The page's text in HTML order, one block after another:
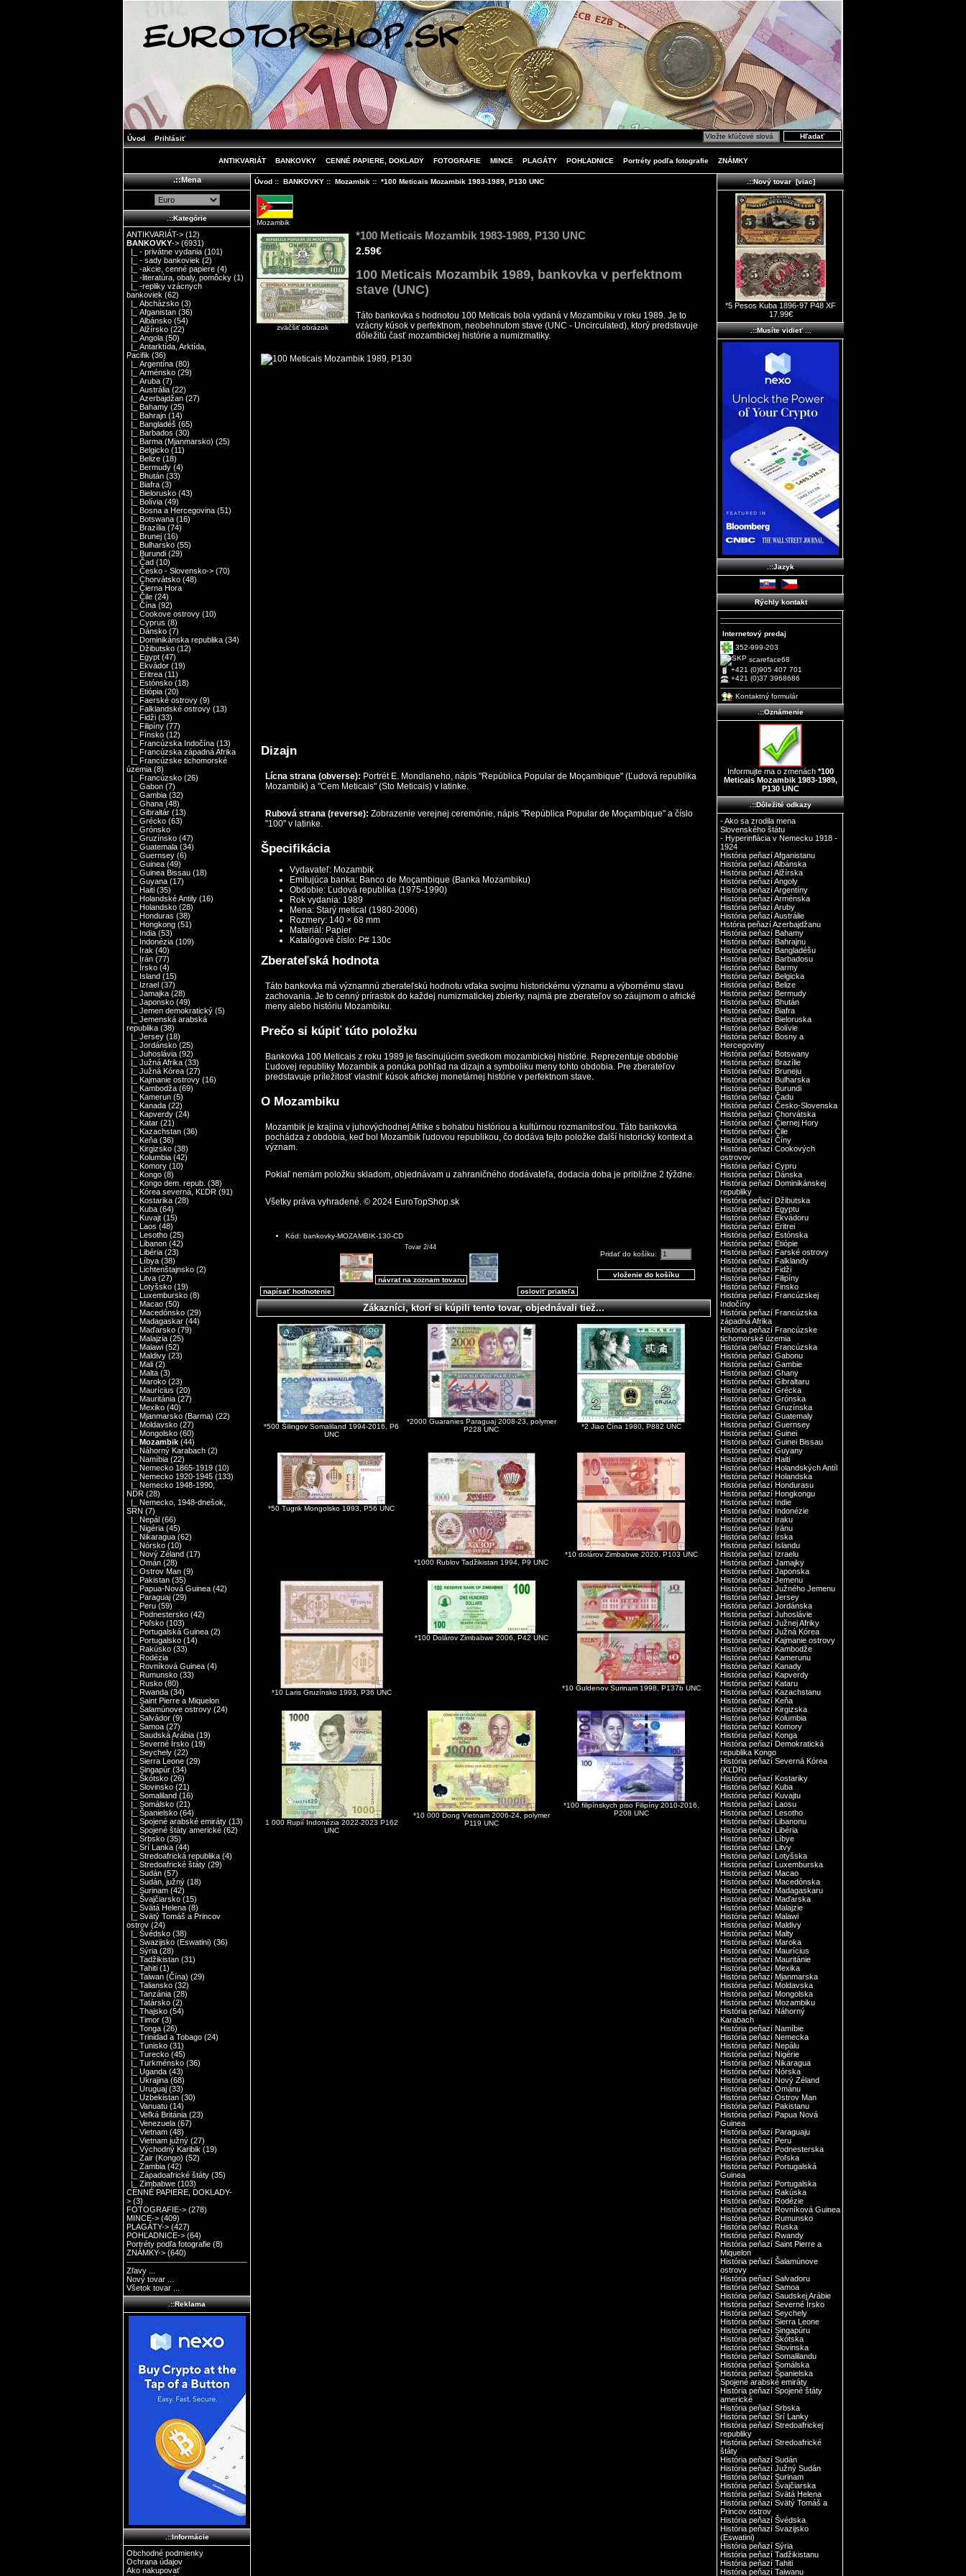
Úvod Prihlásiť
ANTIKVARIÁT BANKOVKY CENNÉ PAPIERE, DOKLADY FOTOGRAFIE MINCE PLAGÁTY POHĽADNICE Portréty podľa fotografie ZNÁMKY
.::Mena
.::Kategórie
ANTIKVARIÁT-> (12)
BANKOVKY-> (6931)
|_ - privátne vydania (101)
|_ - sady bankoviek (2)
|_ -akcie, cenné papiere (4)
|_ -literatúra, obaly, pomôcky (1)
|_ -repliky vzácnych
bankoviek (62)
|_ Abcházsko (3)
|_ Afganistan (36)
|_ Albánsko (54)
|_ Alžírsko (22)
|_ Angola (50)
|_ Antarktída, Arktída,
Pacifik (36)
|_ Argentína (80)
|_ Arménsko (29)
|_ Aruba (7)
|_ Austrália (22)
|_ Azerbajdžan (27)
|_ Bahamy (25)
|_ Bahrajn (14)
|_ Bangladéš (65)
|_ Barbados (30)
|_ Barma (Mjanmarsko) (25)
|_ Belgicko (11)
|_ Belize (18)
|_ Bermudy (4)
|_ Bhután (33)
|_ Biafra (3)
|_ Bielorusko (43)
|_ Bolívia (49)
|_ Bosna a Hercegovina (51)
|_ Botswana (16)
|_ Brazília (74)
|_ Brunej (16)
|_ Bulharsko (55)
|_ Burundi (29)
|_ Čad (10)
|_ Česko - Slovensko-> (70)
|_ Chorvátsko (48)
|_ Čierna Hora
|_ Čile (24)
|_ Čína (92)
|_ Cookove ostrovy (10)
|_ Cyprus (8)
|_ Dánsko (7)
|_ Dominikánska republika (34)
|_ Džibutsko (12)
|_ Egypt (47)
|_ Ekvádor (19)
|_ Eritrea (11)
|_ Estónsko (18)
|_ Etiópia (20)
|_ Faerské ostrovy (9)
|_ Falklandské ostrovy (13)
|_ Fidži (33)
|_ Filipíny (77)
|_ Fínsko (12)
|_ Francúzska Indočína (13)
|_ Francúzska západná Afrika
|_ Francúzske tichomorské
územia (8)
|_ Francúzsko (26)
|_ Gabon (7)
|_ Gambia (32)
|_ Ghana (48)
|_ Gibraltár (13)
|_ Grécko (63)
|_ Grónsko
|_ Gruzínsko (47)
|_ Guatemala (34)
|_ Guernsey (6)
|_ Guinea (49)
|_ Guinea Bissau (18)
|_ Guyana (17)
|_ Haiti (35)
|_ Holandské Antily (16)
|_ Holandsko (28)
|_ Honduras (38)
|_ Hongkong (51)
|_ India (53)
|_ Indonézia (109)
|_ Irak (40)
|_ Irán (77)
|_ Írsko (4)
|_ Island (15)
|_ Izrael (37)
|_ Jamajka (28)
|_ Japonsko (49)
|_ Jemen demokratický (5)
|_ Jemenská arabská
republika (38)
|_ Jersey (18)
|_ Jordánsko (25)
|_ Juhoslávia (92)
|_ Južná Afrika (33)
|_ Južná Kórea (27)
|_ Kajmanie ostrovy (16)
|_ Kambodža (69)
|_ Kamerun (5)
|_ Kanada (22)
|_ Kapverdy (24)
|_ Katar (21)
|_ Kazachstan (36)
|_ Keňa (36)
|_ Kirgizsko (38)
|_ Kolumbia (42)
|_ Komory (10)
|_ Kongo (8)
|_ Kongo dem. repub. (38)
|_ Kórea severná, KĽDR (91)
|_ Kostarika (28)
|_ Kuba (64)
|_ Kuvajt (15)
|_ Laos (48)
|_ Lesotho (25)
|_ Libanon (42)
|_ Libéria (23)
|_ Líbya (38)
|_ Lichtenštajnsko (2)
|_ Litva (27)
|_ Lotyšsko (19)
|_ Luxembursko (8)
|_ Macao (50)
|_ Macedónsko (29)
|_ Madagaskar (44)
|_ Maďarsko (79)
|_ Malajzia (25)
|_ Malawi (52)
|_ Maldivy (23)
|_ Mali (2)
|_ Malta (3)
|_ Maroko (23)
|_ Maurícius (20)
|_ Mauritánia (27)
|_ Mexiko (40)
|_ Mjanmarsko (Barma) (22)
|_ Moldavsko (27)
|_ Mongolsko (60)
|_ Mozambik (44)
|_ Náhorný Karabach (2)
|_ Namíbia (22)
|_ Nemecko 1865-1919 (10)
|_ Nemecko 1920-1945 (133)
|_ Nemecko 1948-1990,
NDR (28)
|_ Nemecko, 1948-dnešok,
SRN (7)
|_ Nepál (66)
|_ Nigéria (45)
|_ Nikaragua (62)
|_ Nórsko (10)
|_ Nový Zéland (17)
|_ Omán (28)
|_ Ostrov Man (9)
|_ Pakistan (35)
|_ Papua-Nová Guinea (42)
|_ Paraguaj (29)
|_ Peru (59)
|_ Podnestersko (42)
|_ Poľsko (103)
|_ Portugalská Guinea (2)
|_ Portugalsko (14)
|_ Rakúsko (33)
|_ Rodézia
|_ Rovníková Guinea (4)
|_ Rumunsko (33)
|_ Rusko (80)
|_ Rwanda (34)
|_ Saint Pierre a Miquelon
|_ Šalamúnove ostrovy (24)
|_ Salvádor (9)
|_ Samoa (27)
|_ Saudská Arábia (19)
|_ Severné Írsko (19)
|_ Seychely (22)
|_ Sierra Leone (29)
|_ Singapúr (34)
|_ Škótsko (26)
|_ Slovinsko (21)
|_ Somaliland (16)
|_ Somálsko (21)
|_ Španielsko (64)
|_ Spojené arabské emiráty (13)
|_ Spojené štáty americké (62)
|_ Srbsko (35)
|_ Srí Lanka (44)
|_ Stredoafrická republika (4)
|_ Stredoafrické štáty (29)
|_ Sudán (57)
|_ Sudán, južný (18)
|_ Surinam (42)
|_ Švajčiarsko (15)
|_ Svätá Helena (8)
|_ Svätý Tomáš a Princov
ostrov (24)
|_ Švédsko (38)
|_ Swazijsko (Eswatini) (36)
|_ Sýria (28)
|_ Tadžikistan (31)
|_ Tahiti (1)
|_ Taiwan (Čína) (29)
|_ Taliansko (32)
|_ Tanzánia (28)
|_ Tatársko (2)
|_ Thajsko (54)
|_ Timor (3)
|_ Tonga (26)
|_ Trinidad a Tobago (24)
|_ Tunisko (31)
|_ Turecko (45)
|_ Turkménsko (36)
|_ Uganda (43)
|_ Ukrajina (68)
|_ Uruguaj (33)
|_ Uzbekistan (30)
|_ Vanuatu (14)
|_ Veľká Británia (23)
|_ Venezuela (67)
|_ Vietnam (48)
|_ Vietnam južný (27)
|_ Východný Karibik (19)
|_ Zair (Kongo) (52)
|_ Zambia (42)
|_ Západoafrické štáty (35)
|_ Zimbabwe (103)
CENNÉ PAPIERE, DOKLADY-
> (3)
FOTOGRAFIE-> (278)
MINCE-> (409)
PLAGÁTY-> (427)
POHĽADNICE-> (64)
Portréty podľa fotografie (8)
ZNÁMKY-> (640)
Zľavy ...
Nový tovar ...
Všetok tovar ...
.::Reklama
.::Informácie
Obchodné podmienky
Ochrana údajov
Ako nakupovať
Úvod:: BANKOVKY:: Mozambik:: *100 Meticais Mozambik 1983-1989, P130 UNC
Mozambik
zväčšiť obrázok
*100 Meticais Mozambik 1983-1989, P130 UNC
2.59€
100 Meticais Mozambik 1989, bankovka v perfektnom
stave (UNC)
Táto bankovka s hodnotou 100 Meticais bola vydaná v Mozambiku v roku 1989. Je to
vzácny kúsok v perfektnom, neobehnutom stave (UNC - Uncirculated), ktorý predstavuje
dôležitú časť mozambickej histórie a numizmatiky.
Dizajn
Lícna strana (obverse): Portrét E. Mondlaneho, nápis "República Popular de Moçambique" (Ľudová republika
Mozambik) a "Cem Meticais" (Sto Meticais) v latinke.
Rubová strana (reverse): Zobrazenie verejnej ceremónie, nápis "República Popular de Moçambique" a číslo
"100" v latinke.
Špecifikácia
Vydavateľ: Mozambik
Emitujúca banka: Banco de Moçambique (Banka Mozambiku)
Obdobie: Ľudová republika (1975-1990)
Rok vydania: 1989
Mena: Starý metical (1980-2006)
Rozmery: 140 × 68 mm
Materiál: Papier
Katalógové číslo: P# 130c
Zberateľská hodnota
Táto bankovka má významnú zberateľskú hodnotu vďaka svojmu historickému významu a výbornému stavu
zachovania. Je to cenný prírastok do každej numizmatickej zbierky, najmä pre zberateľov so záujmom o africké
meny alebo históriu Mozambiku.
Prečo si kúpiť túto položku
Bankovka 100 Meticais z roku 1989 je fascinujúcim svedkom mozambickej histórie. Reprezentuje obdobie
Ľudovej republiky Mozambik a ponúka pohľad na dizajn a symboliku meny tohto obdobia. Pre zberateľov
predstavuje príležitosť vlastniť kúsok africkej monetárnej histórie v perfektnom stave.
O Mozambiku
Mozambik je krajina v juhovýchodnej Afrike s bohatou históriou a kultúrnou rozmanitosťou. Táto bankovka
pochádza z obdobia, keď bol Mozambik ľudovou republikou, čo dodáva tejto položke ďalší historický kontext a
význam.
Pokiaľ nemám položku skladom, objednávam u zahraničného dodávateľa, dodacia doba je približne 2 týždne.
Všetky práva vyhradené. © 2024 EuroTopShop.sk
Pridať do košíku:
Kód: bankovky-MOZAMBIK-130-CD
Tovar 2/44
návrat na zoznam tovaru
osloviť priateľa
napísať hodnotenie
Zákazníci, ktorí si kúpili tento tovar, objednávali tiež...
*500 Šilingov Somaliland 1994-2016, P6
UNC
*2000 Guaranies Paraguaj 2008-23, polymer
P228 UNC
*2 Jiao Čína 1980, P882 UNC
*50 Tugrik Mongolsko 1993, P56 UNC
*1000 Rublov Tadžikistan 1994, P9 UNC
*10 dolárov Zimbabwe 2020, P103 UNC
*10 Laris Gruzínsko 1993, P36 UNC
*100 Dolárov Zimbabwe 2006, P42 UNC
*10 Guldenov Surinam 1998, P137b UNC
1 000 Rupií Indonézia 2022-2023 P162
UNC
*10 000 Dong Vietnam 2006-24, polymer
P119 UNC
*100 filipínskych piso Filipíny 2010-2016,
P208 UNC
.::Nový tovar [viac]
*5 Pesos Kuba 1896-97 P48 XF
17.99€
.::Musíte vidieť ...
.::Jazyk
Rýchly kontakt
Internetový predaj
352-999-203
scareface68
+421 (0)905 407 701
+421 (0)37 3968686
Kontaktný formulár
.::Oznámenie
Informujte ma o zmenách *100
Meticais Mozambik 1983-1989,
P130 UNC
.::Dôležité odkazy
- Ako sa zrodila mena
Slovenského štátu
- Hyperinflácia v Nemecku 1918 -
1924
História peňazí Afganistanu
História peňazí Albánska
História peňazí Alžírska
História peňazí Angoly
História peňazí Argentíny
História peňazí Arménska
História peňazí Aruby
História peňazí Austrálie
Hstória peňazí Azerbajdžanu
História peňazí Bahamy
História peňazí Bahrajnu
História peňazí Bangladéšu
História peňazí Barbadosu
História peňazí Barmy
História peňazí Belgicka
História peňazí Belize
História peňazí Bermudy
História peňazí Bhután
História peňazí Biafra
História peňazí Bieloruska
História peňazí Bolívie
História peňazí Bosny a
Hercegoviny
História peňazí Botswany
História peňazí Brazílie
História peňazí Bruneju
História peňazí Bulharska
História peňazí Burundi
História peňazí Čadu
História peňazí Česko-Slovenska
História peňazí Chorvátska
História peňazí Čiernej Hory
História peňazí Čile
História peňazí Číny
História peňazí Cookových
ostrovov
História peňazí Cypru
História peňazí Dánska
História peňazí Dominikánskej
republiky
História peňazí Džibutska
História peňazí Egyptu
História peňazí Ekvádoru
História peňazí Eritrei
História peňazí Estónska
História peňazí Etiópie
História peňazí Farské ostrovy
História peňazí Falklandy
História peňazí Fidži
História peňazí Filipíny
História peňazí Finsko
História peňazí Francúzskej
Indočíny
História peňazí Francúzska
západná Afrika
História peňazí Francúzske
tichomorské územia
História peňazí Francúzska
História peňazí Gabonu
História peňazí Gambie
História peňazí Ghany
História peňazí Gibraltaru
História peňazí Grécka
História peňazí Grónska
História peňazí Gruzínska
História peňazí Guatemaly
História peňazí Guernsey
História peňazí Guinei
História peňazí Guinei Bissau
História peňazí Guyany
História peňazí Haiti
História peňazí Holandských Antíl
História peňazí Holandska
História peňazí Hondurasu
História peňazí Hongkongu
História peňazí Indie
História peňazí Indonézie
História peňazí Iraku
História peňazí Iránu
História peňazí Írska
História peňazí Islandu
História peňazí Izraelu
História peňazí Jamajky
História peňazí Japonska
História peňazí Jemenu
História peňazí Južného Jemenu
História peňazí Jersey
História peňazí Jordánska
História peňazí Juhoslávie
História peňazí Južnej Afriky
História peňazí Južná Kórea
História peňazí Kajmanie ostrovy
História peňazí Kambodže
História peňazí Kamerunu
História peňazí Kanady
História peňazí Kapverdy
História peňazí Kataru
História peňazí Kazachstanu
História peňazí Keňa
História peňazí Kirgizska
História peňazí Kolumbia
História peňazí Komory
História peňazí Konga
História peňazí Demokratická
republika Kongo
História peňazí Severná Kórea
(KĽDR)
História peňazí Kostariky
História peňazí Kuba
História peňazí Kuvajtu
História peňazí Laosu
História peňazí Lesotho
História peňazí Libanonu
História peňazí Libéria
História peňazí Líbye
História peňazí Litvy
História peňazí Lotyšska
História peňazí Luxemburska
História peňazí Macao
História peňazí Macedónska
História peňazí Madagaskaru
História peňazí Maďarska
História peňazí Malajzie
História peňazí Malawi
História peňazí Maldivy
História peňazí Malty
História peňazí Maroka
História peňazí Maurícius
História peňazí Mauritánie
História peňazí Mexika
História peňazí Mjanmarska
História peňazí Moldavska
História peňazí Mongolska
História peňazí Mozambiku
História peňazí Náhorný
Karabach
História peňazí Namíbie
História peňazí Nemecka
História peňazí Nepálu
História peňazí Nigérie
História peňazí Nikaragua
História peňazí Nórska
História peňazí Nový Zéland
História peňazí Ománu
História peňazí Ostrov Man
História peňazí Pakistanu
História peňazí Papua Nová
Guinea
História peňazí Paraguaju
História peňazí Peru
História peňazí Podnesterska
História peňazí Poľska
História peňazí Portugalská
Guinea
História peňazí Portugalska
História peňazí Rakúska
História peňazí Rodézie
História peňazí Rovníková Guinea
História peňazí Rumunsko
História peňazí Ruska
História peňazí Rwandy
História peňazí Saint Pierre a
Miquelon
História peňazí Šalamúnove
ostrovy
História peňazí Salvadoru
História peňazí Samoa
História peňazí Saudskej Arábie
História peňazí Severné Írsko
História peňazí Seychely
História peňazí Sierra Leone
História peňazí Singapúru
História peňazí Škótska
História peňazí Slovinska
História peňazí Somalilandu
História peňazí Somálska
História peňazí Španielska
Spojené arabské emiráty
História peňazí Spojené štáty
americké
História peňazí Srbska
História peňazí Srí Lanky
História peňazí Stredoafrickej
republiky
História peňazí Stredoafrické
štáty
História peňazí Sudán
História peňazí Južný Sudán
História peňazí Surinam
História peňazí Švajčiarska
História peňazí Svätá Helena
História peňazí Svätý Tomáš a
Princov ostrov
História peňazí Švédska
História peňazí Svazijsko
(Eswatini)
História peňazí Sýria
História peňazí Tadžikistanu
História peňazí Tahiti
História peňazí Taiwanu